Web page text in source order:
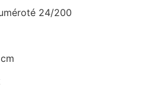
24/200